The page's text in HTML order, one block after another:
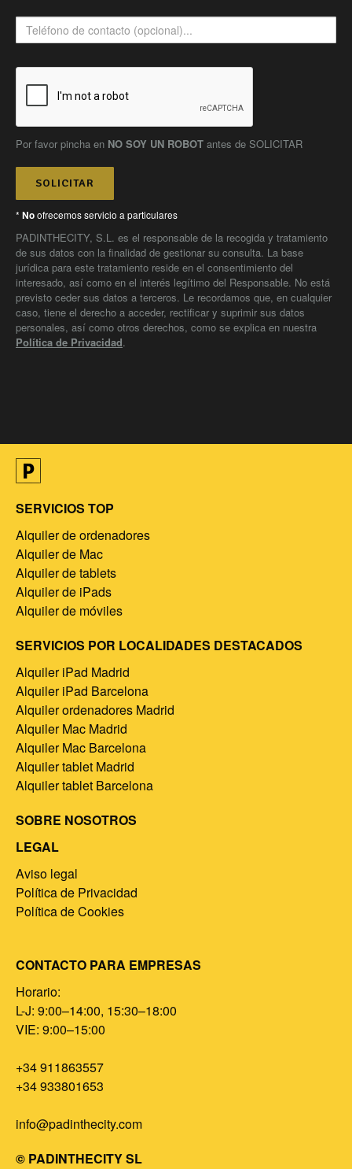
Por favor pincha en NO SOY UN ROBOT antes de SOLICITAR
SOLICITAR
* Noofrecemos servicio a particulares
PADINTHECITY, S.L. es el responsable de la recogida y tratamiento
de sus datos con la finalidad de gestionar su consulta. La base
jurídica para este tratamiento reside en el consentimiento del
interesado, así como en el interés legítimo del Responsable. No está
previsto ceder sus datos a terceros. Le recordamos que, en cualquier
caso, tiene el derecho a acceder, rectificar y suprimir sus datos
personales, así como otros derechos, como se explica en nuestra
Política de Privacidad.
SERVICIOS TOP
Alquiler de ordenadores
Alquiler de Mac
Alquiler de tablets
Alquiler de iPads
Alquiler de móviles
SERVICIOS POR LOCALIDADES DESTACADOS
Alquiler iPad Madrid
Alquiler iPad Barcelona
Alquiler ordenadores Madrid
Alquiler Mac Madrid
Alquiler Mac Barcelona
Alquiler tablet Madrid
Alquiler tablet Barcelona
SOBRE NOSOTROS
LEGAL
Aviso legal
Política de Privacidad
Política de Cookies
CONTACTO PARA EMPRESAS
Horario:
L-J: 9:00–14:00, 15:30–18:00
VIE: 9:00–15:00
+34 911863557
+34 933801653
info@padinthecity.com
© PADINTHECITY SL